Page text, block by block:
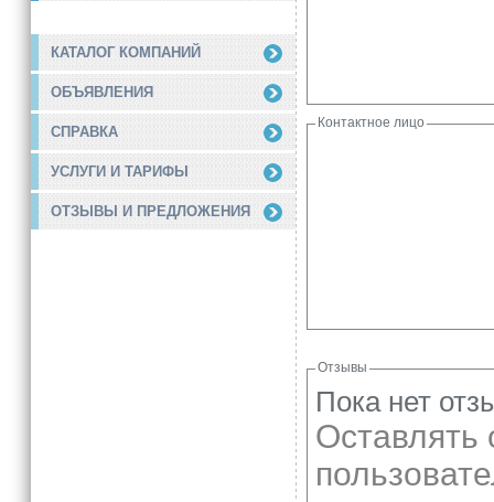
КАТАЛОГ КОМПАНИЙ
ОБЪЯВЛЕНИЯ
СПРАВКА
УСЛУГИ И ТАРИФЫ
ОТЗЫВЫ И ПРЕДЛОЖЕНИЯ
Контактное лицо
Отзывы
Пока нет
Оставлять